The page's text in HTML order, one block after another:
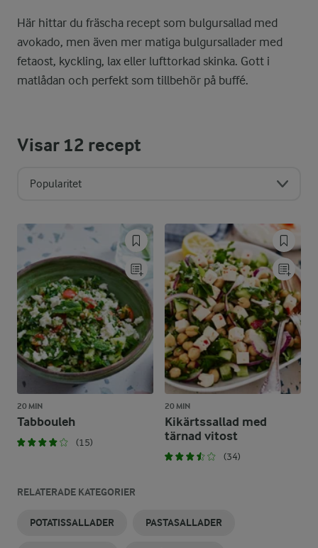
Här hittar du fräscha recept som bulgursallad med
avokado, men även mer matiga bulgursallader med
fetaost, kyckling, lax eller lufttorkad skinka. Gott i
matlådan och perfekt som tillbehör på buffé.
Visar12 recept
Popularitet
20 MIN
Tabbouleh
(15)
20 MIN
Kikärtssallad med
tärnad vitost
(34)
RELATERADE KATEGORIER
POTATISSALLADER PASTASALLADER